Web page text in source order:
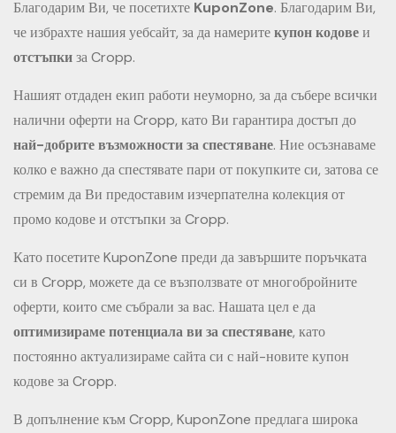
Благодарим Ви, че посетихте KuponZone. Благодарим Ви,
че избрахте нашия уебсайт, за да намеритекупон кодовеи
отстъпкиза Cropp.
Нашият отдаден екип работи неуморно, за да събере всички
налични оферти на Cropp, като Ви гарантира достъп до
най-добрите възможности за спестяване. Ние осъзнаваме
колко е важно да спестявате пари от покупките си, затова се
стремим да Ви предоставим изчерпателна колекция от
промо кодове и отстъпки за Cropp.
Като посетите KuponZone преди да завършите поръчката
си в Cropp, можете да се възползвате от многобройните
оферти, които сме събрали за вас. Нашата цел е да
оптимизираме потенциала ви за спестяване, като
постоянно актуализираме сайта си с най-новите купон
кодове за Cropp.
В допълнение към Cropp, KuponZone предлага широка